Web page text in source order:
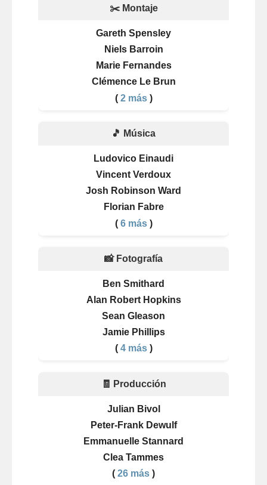
✂️ Montaje
Gareth Spensley
Niels Barroin
Marie Fernandes
Clémence Le Brun
( 2 más)
🎵 Música
Ludovico Einaudi
Vincent Verdoux
Josh Robinson Ward
Florian Fabre
( 6 más)
📸 Fotografía
Ben Smithard
Alan Robert Hopkins
Sean Gleason
Jamie Phillips
( 4 más)
🧾 Producción
Julian Bivol
Peter-Frank Dewulf
Emmanuelle Stannard
Clea Tammes
( 26 más )